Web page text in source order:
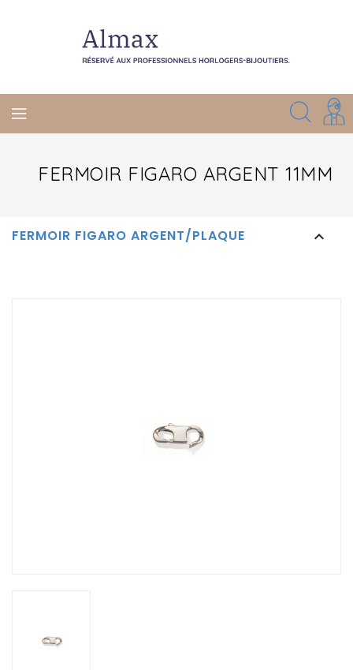
FERMOIR FIGARO ARGENT 11MM
FERMOIR FIGARO ARGENT/PLAQUE 